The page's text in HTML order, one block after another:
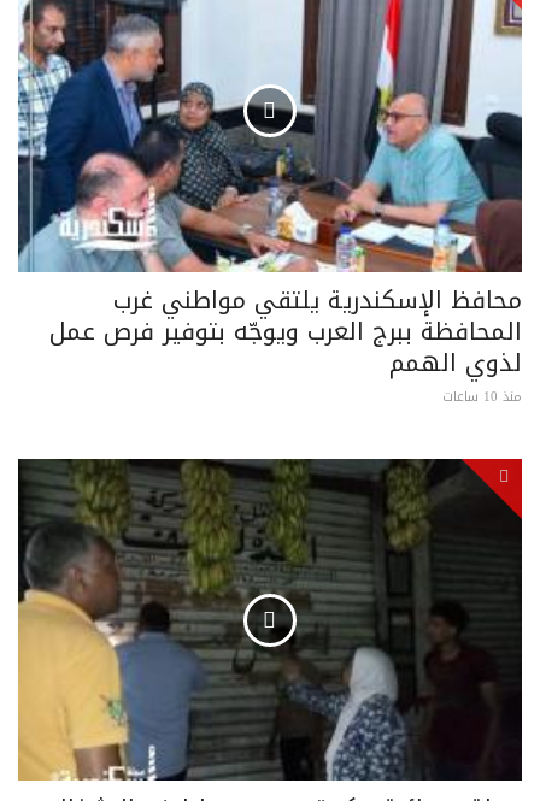
محافظ الإسكندرية يلتقي مواطني غرب
المحافظة ببرج العرب ويوجّه بتوفير فرص عمل
لذوي الهمم
منذ 10 ساعات